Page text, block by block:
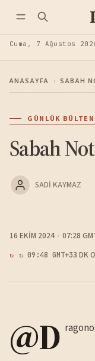
Cuma, 7 Ağustos
ANASAYFA › SABAH
GÜNLÜK
Sabah
SADI KAYMAZ
16 EKIM 2024 07:28
↻ 09:48 GMT+33 DK
@D